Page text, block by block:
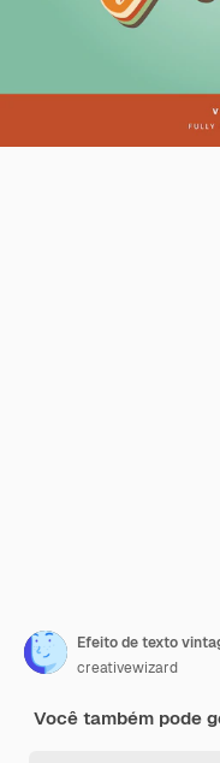
Efeito de texto
creativewizard
Você também pode